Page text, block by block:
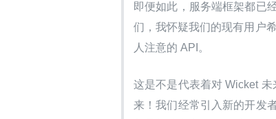
即便如此，服务端框架都已
们，我怀疑我们的现有用户
人注意的 API。
这是不是代表着对 Wicket
来！我们经常引入新的开发